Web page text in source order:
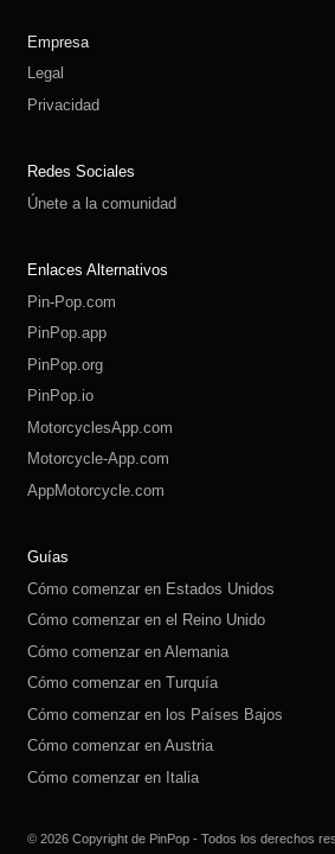
Empresa
Legal
Privacidad
Redes Sociales
Únete a la comunidad
Enlaces Alternativos
Pin-Pop.com
PinPop.app
PinPop.org
PinPop.io
MotorcyclesApp.com
Motorcycle-App.com
AppMotorcycle.com
Guías
Cómo comenzar en Estados Unidos
Cómo comenzar en el Reino Unido
Cómo comenzar en Alemania
Cómo comenzar en Turquía
Cómo comenzar en los Países Bajos
Cómo comenzar en Austria
Cómo comenzar en Italia
© 2026 Copyright de PinPop - Todos los derechos